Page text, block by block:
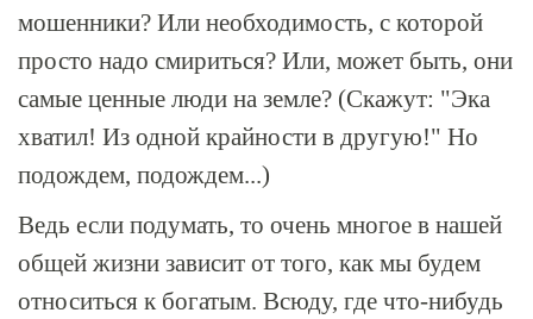
мошенники? Или необходимость, с которой
просто надо смириться? Или, может быть, они
самые ценные люди на земле? (Скажут: "Эка
хватил! Из одной крайности в другую!" Но
подождем, подождем...)
Ведь если подумать, то очень многое в нашей
общей жизни зависит от того, как мы будем
относиться к богатым. Всюду, где что-нибудь